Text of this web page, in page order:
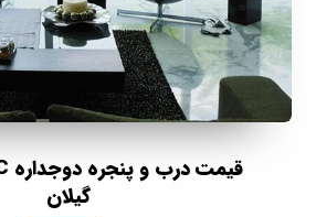
گیلان